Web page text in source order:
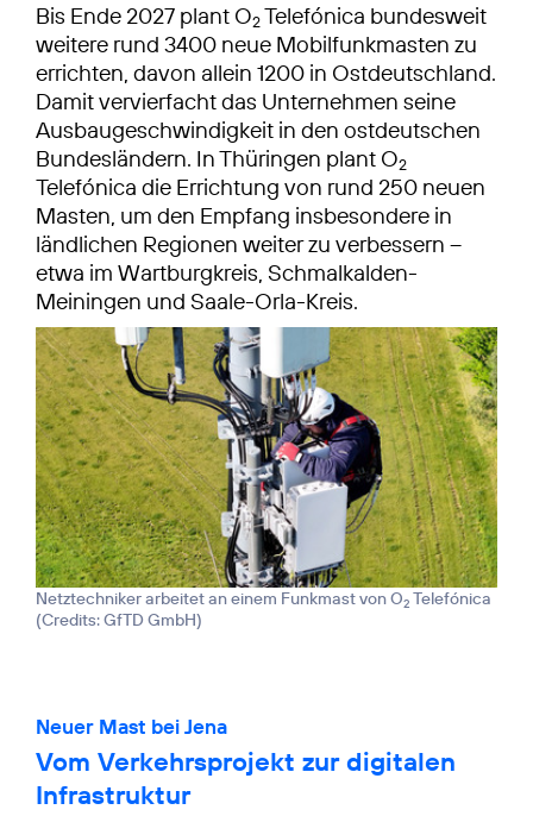
Bis Ende 2027 plant O2Telefónica bundesweit
weitere rund 3400 neue Mobilfunkmasten zu
errichten, davon allein 1200 in Ostdeutschland.
Damit vervierfacht das Unternehmen seine
Ausbaugeschwindigkeit in den ostdeutschen
Bundesländern. In Thüringen plant O2
Telefónica die Errichtung von rund 250 neuen
Masten, um den Empfang insbesondere in
ländlichen Regionen weiter zu verbessern –
etwa im Wartburgkreis, Schmalkalden-
Meiningen und Saale-Orla-Kreis.
Netztechniker arbeitet an einem Funkmast von O2 Telefónica
(Credits: GfTD GmbH)
Neuer Mast bei Jena
Vom Verkehrsprojekt zur digitalen
Infrastruktur